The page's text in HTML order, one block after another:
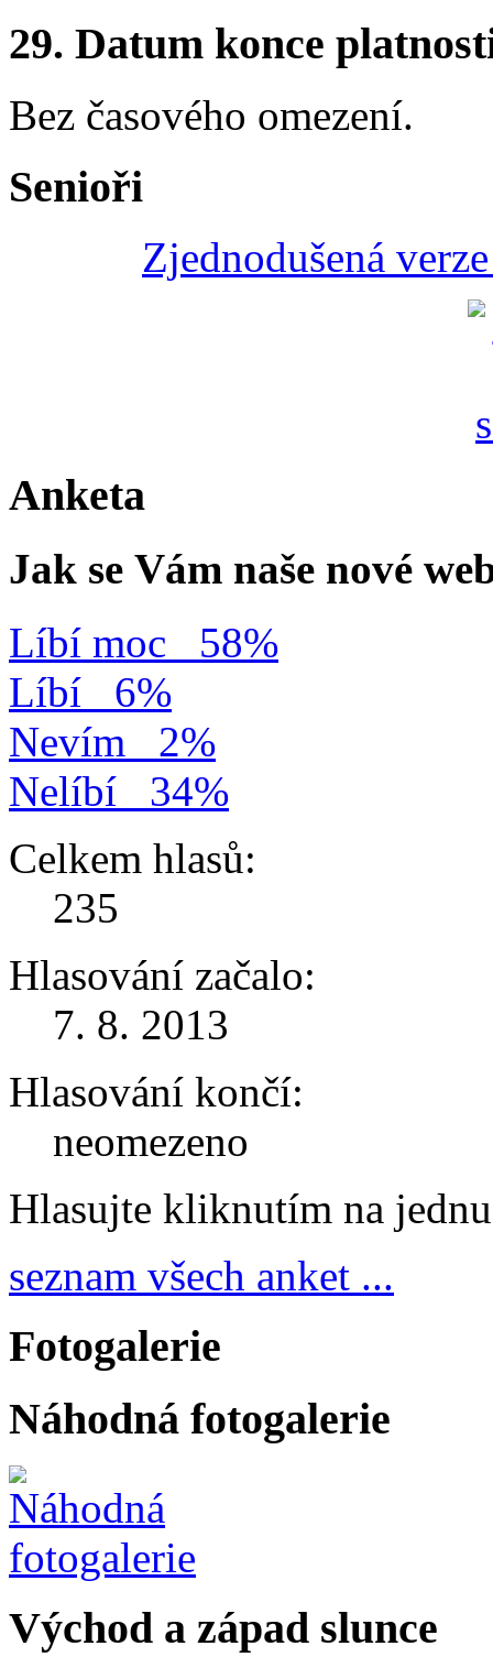
29. Datum konce
Bez časového omezení.
Senioři
Zjednodušená
Anketa
Jak se Vám naše nové
Líbí moc
58%
Líbí
6%
Nevím
2%
Nelíbí
34%
Celkem hlasů:
235
Hlasování začalo:
7. 8. 2013
Hlasování končí:
neomezeno
Hlasujte kliknutím na
seznam všech anket ...
Fotogalerie
Náhodná fotogalerie
Východ a západ slunce